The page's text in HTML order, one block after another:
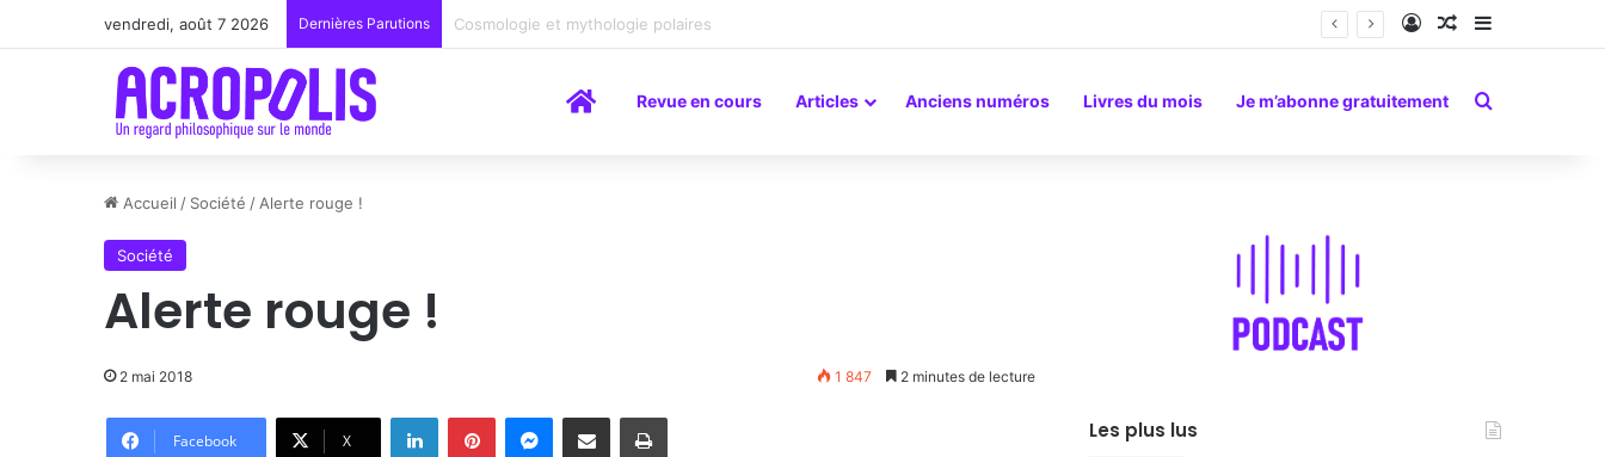
vendredi, août 7 2026 Dernières Parutions Renoir : la peinture comme un art du lien Connexion
Article Aléatoire
Sidebar
AccueilRevue en cours Articles Anciens numéros Livres du mois Je m’abonne gratuitement Rechercher
Accueil / Société / Alerte rouge !
Société
Alerte rouge !
2 mai 2018 1 847 2 minutes de lecture
Facebook X
LinkedinPinterestMessenger
Partager par email Imprimer
Les plus lus